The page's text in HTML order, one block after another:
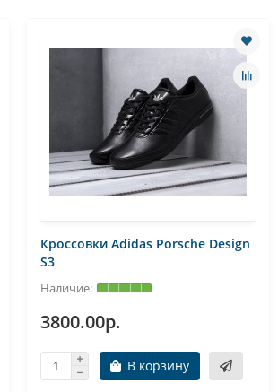
Кроссовки Adidas Porsche Design
S3
3800.00р.
В корзину